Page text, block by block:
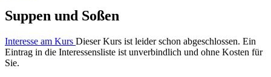
Suppen und Soßen
Interesse am Kurs Dieser Kurs ist leider schon abgeschlossen. Ein
Eintrag in die Interessensliste ist unverbindlich und ohne Kosten für
Sie.